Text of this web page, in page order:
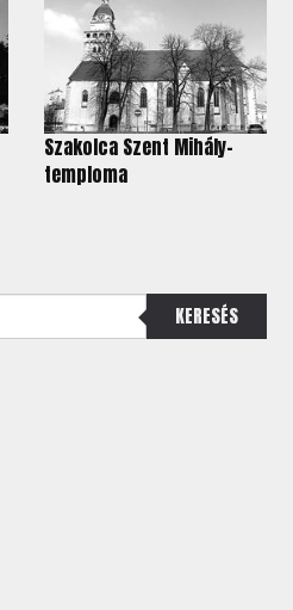
Szakolca Szent Mihály-
temploma
KERESÉS